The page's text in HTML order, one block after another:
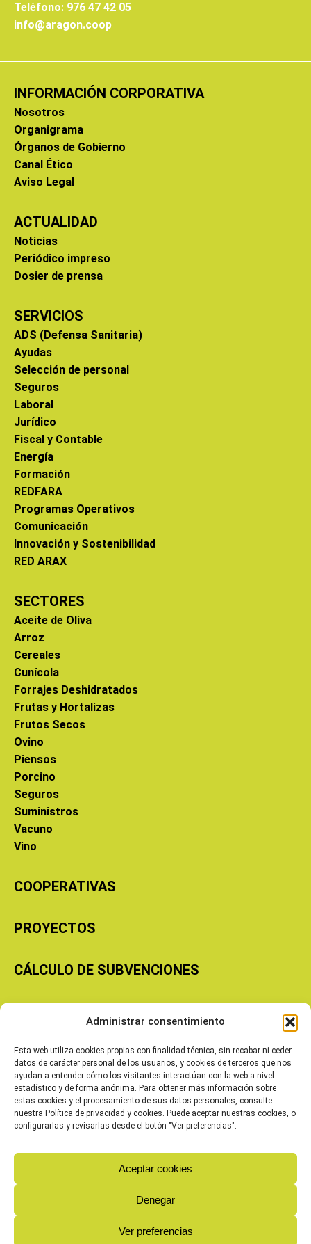
Administrar consentimiento
Esta web utiliza cookies propias con finalidad técnica, sin recabar ni ceder
datos de carácter personal de los usuarios, y cookies de terceros que nos
ayudan a entender cómo los visitantes interactúan con la web a nivel
estadístico y de forma anónima. Para obtener más información sobre
estas cookies y el procesamiento de sus datos personales, consulte
nuestra Política de privacidad y cookies. Puede aceptar nuestras cookies, o
configurarlas y revisarlas desde el botón "Ver preferencias".
Aceptar cookies
Denegar
Ver preferencias
Teléfono: 976 47 42 05
info@aragon.coop
INFORMACIÓN CORPORATIVA
Nosotros
Organigrama
Órganos de Gobierno
Canal Ético
Aviso Legal
ACTUALIDAD
Noticias
Periódico impreso
Dosier de prensa
SERVICIOS
ADS (Defensa Sanitaria)
Ayudas
Selección de personal
Seguros
Laboral
Jurídico
Fiscal y Contable
Energía
Formación
REDFARA
Programas Operativos
Comunicación
Innovación y Sostenibilidad
RED ARAX
SECTORES
Aceite de Oliva
Arroz
Cereales
Cunícola
Forrajes Deshidratados
Frutas y Hortalizas
Frutos Secos
Ovino
Piensos
Porcino
Seguros
Suministros
Vacuno
Vino
COOPERATIVAS
PROYECTOS
CÁLCULO DE SUBVENCIONES